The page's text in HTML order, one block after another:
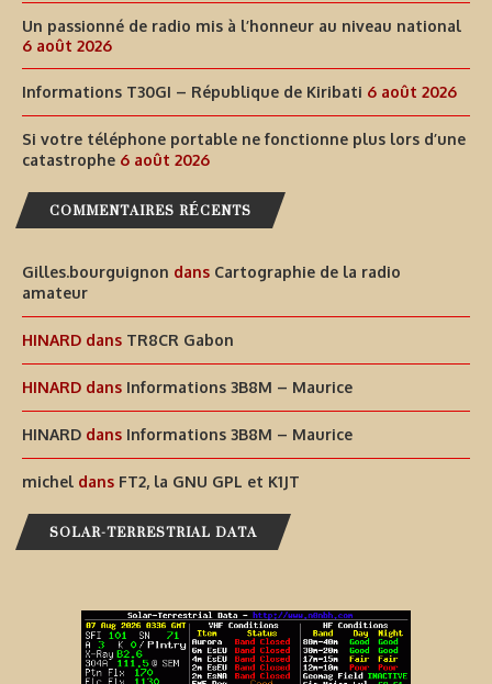
Un passionné de radio mis à l’honneur au niveau national
6 août 2026
Informations T30GI – République de Kiribati 6 août 2026
Si votre téléphone portable ne fonctionne plus lors d’une
catastrophe 6 août 2026
COMMENTAIRES RÉCENTS
Gilles.bourguignon dans Cartographie de la radio
amateur
HINARD dans TR8CR Gabon
HINARD dans Informations 3B8M – Maurice
HINARD dans Informations 3B8M – Maurice
michel dans FT2, la GNU GPL et K1JT
SOLAR-TERRESTRIAL DATA